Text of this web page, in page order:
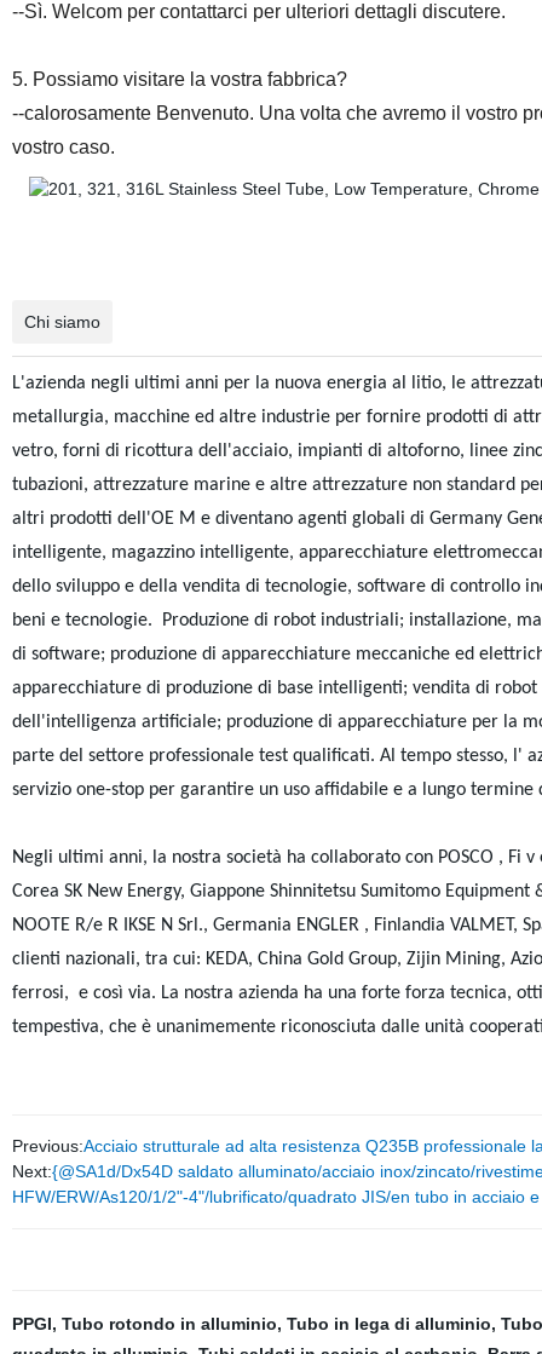
--Sì. Welcom per contattarci per ulteriori dettagli discutere.
5. Possiamo visitare la vostra fabbrica?
--calorosamente Benvenuto. Una volta che avremo il vostro
vostro caso.
Chi siamo
L'azienda negli ultimi anni per la nuova energia al litio, le
metallurgia, macchine ed altre industrie per fornire prodotti di
vetro, forni di ricottura dell'acciaio, impianti di altoforno, linee
tubazioni, attrezzature marine e altre attrezzature non standard
altri prodotti dell'OE M e diventano agenti globali di Germany
intelligente, magazzino intelligente, apparecchiature
dello sviluppo e della vendita di tecnologie, software di controllo
beni e tecnologie. Produzione di robot industriali; installazione,
di software; produzione di apparecchiature meccaniche ed
apparecchiature di produzione di base intelligenti; vendita di
dell'intelligenza artificiale; produzione di apparecchiature per la
parte del settore professionale test qualificati. Al tempo stesso, l'
servizio one-stop per garantire un uso affidabile e a lungo
Negli ultimi anni, la nostra società ha collaborato con POSCO , Fi
Corea SK New Energy, Giappone Shinnitetsu Sumitomo
NOOTE R/e R IKSE N Srl., Germania ENGLER , Finlandia
clienti nazionali, tra cui: KEDA, China Gold Group, Zijin Mining,
ferrosi, e così via. La nostra azienda ha una forte forza tecnica,
tempestiva, che è unanimemente riconosciuta dalle unità
Previous:Acciaio strutturale ad alta resistenza Q235B professionale
Next:{@SA1d/Dx54D saldato alluminato/acciaio inox/zincato/
HFW/ERW/As120/1/2"-4"/lubrificato/quadrato JIS/en tubo in acciaio
PPGI, Tubo rotondo in alluminio, Tubo in lega di alluminio,